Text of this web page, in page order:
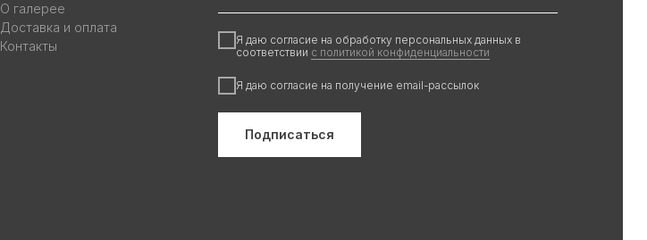
О галерее
Доставка и оплата
Контакты
Я даю согласие на обработку персональных данных в
соответствии с политикой конфиденциальности
Я даю согласие на получение email-рассылок
Подписаться